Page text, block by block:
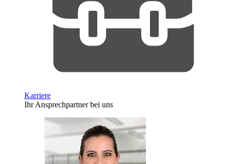
Karriere
Ihr Ansprechpartner bei uns